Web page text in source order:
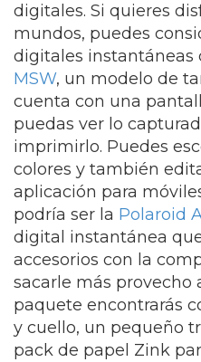
digitales. Si quieres
mundos, puedes
digitales instantáneas
MSW, un modelo de
cuenta con una
puedas ver lo
imprimirlo. Puedes
colores y también
aplicación para
podría ser la Polaroid
digital instantánea
accesorios con la
sacarle más provecho
paquete encontrarás
y cuello, un pequeño
pack de papel Zink